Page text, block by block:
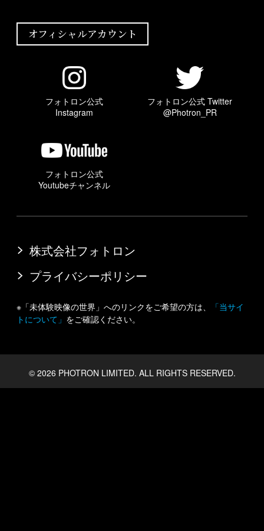
オフィシャルアカウント
フォトロン公式
Instagram
フォトロン公式 Twitter
@Photron_PR
フォトロン公式
Youtubeチャンネル
株式会社フォトロン
プライバシーポリシー
※「未体験映像の世界」へのリンクをご希望の方は、
「当サイ
トについて」 をご確認ください。
© 2026 PHOTRON LIMITED. ALL RIGHTS RESERVED.